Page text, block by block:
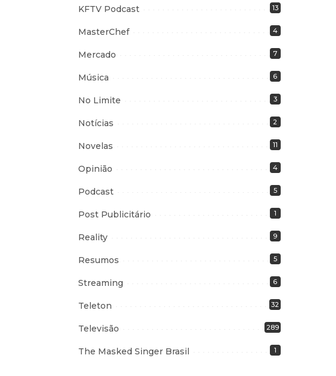
KFTV Podcast 13
MasterChef 4
Mercado 7
Música 6
No Limite 3
Notícias 2
Novelas 11
Opinião 4
Podcast 5
Post Publicitário 1
Reality 9
Resumos 5
Streaming 6
Teleton 32
Televisão 289
The Masked Singer Brasil 1